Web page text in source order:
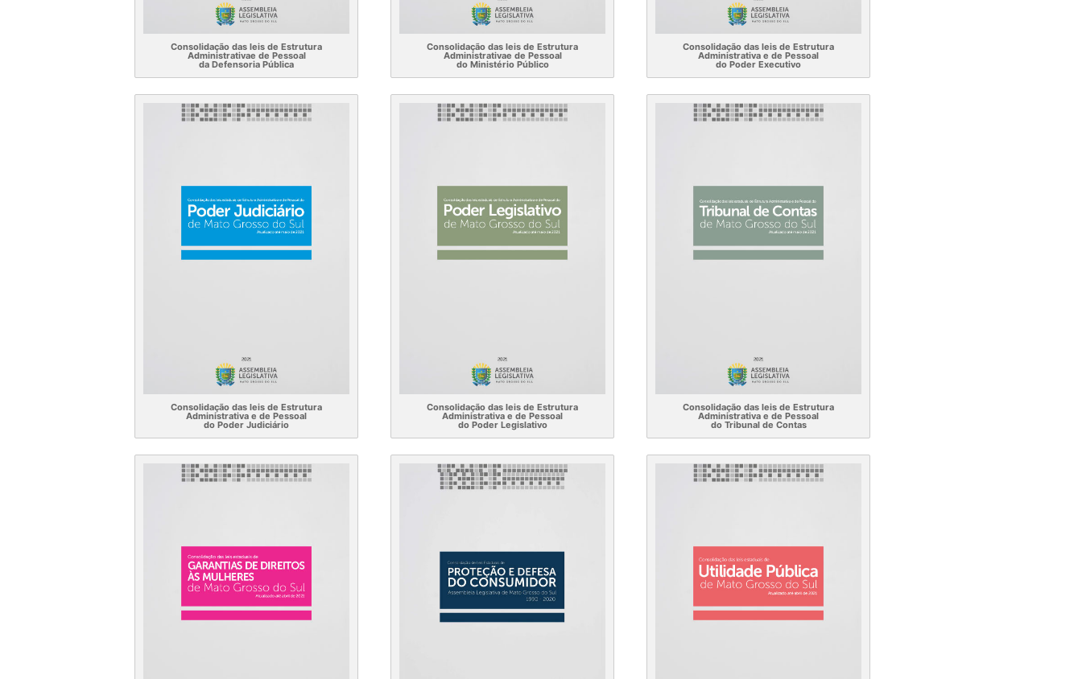
Consolidação das leis de Estrutura
Administrativae de Pessoal
da Defensoria Pública
Consolidação das leis de Estrutura
Administrativae de Pessoal
do Ministério Público
Consolidação das leis de Estrutura
Administrativa e de Pessoal
do Poder Executivo
Consolidação das leis de Estrutura
Administrativa e de Pessoal
do Poder Judiciário
Consolidação das leis de Estrutura
Administrativa e de Pessoal
do Poder Legislativo
Consolidação das leis de Estrutura
Administrativa e de Pessoal
do Tribunal de Contas